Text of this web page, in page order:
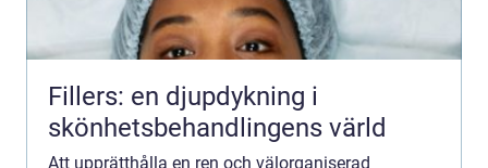
Fillers: en djupdykning i
skönhetsbehandlingens värld
Att upprätthålla en ren och välorganiserad